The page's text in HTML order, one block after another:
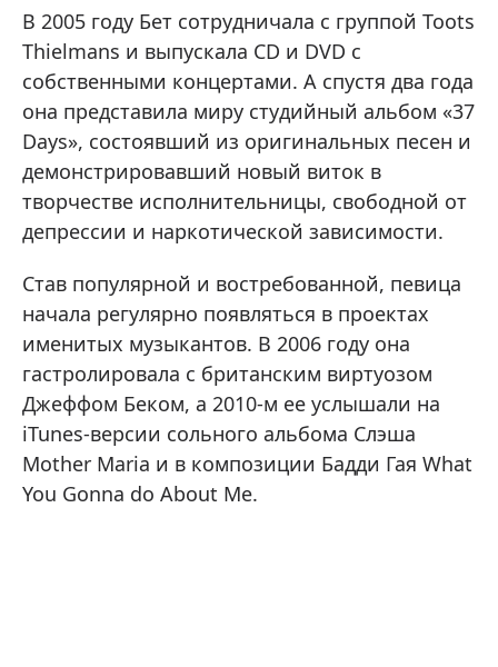
В 2005 году Бет сотрудничала с группой Toots
Thielmans и выпускала CD и DVD с
собственными концертами. А спустя два года
она представила миру студийный альбом «37
Days», состоявший из оригинальных песен и
демонстрировавший новый виток в
творчестве исполнительницы, свободной от
депрессии и наркотической зависимости.
Став популярной и востребованной, певица
начала регулярно появляться в проектах
именитых музыкантов. В 2006 году она
гастролировала с британским виртуозом
Джеффом Беком, а 2010-м ее услышали на
iTunes-версии сольного альбома Слэша
Mother Maria и в композиции Бадди Гая What
You Gonna do About Me.